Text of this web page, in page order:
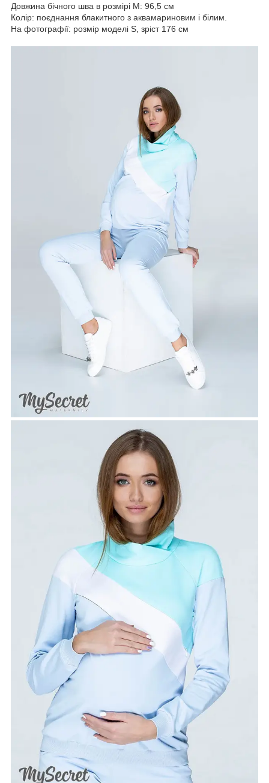
Довжина бічного шва в розмірі М: 96,5 см
Колір: поєднання блакитного з аквамариновим і білим.
На фотографії: розмір моделі S, зріст 176 см